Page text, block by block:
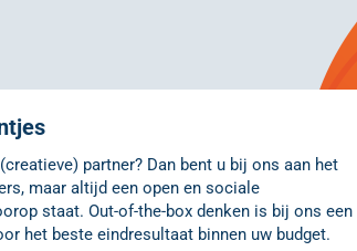
partner? Dan bent u bij ons aan het
maar altijd een open en sociale
staat. Out-of-the-box denken is bij ons een
het beste eindresultaat binnen uw budget.